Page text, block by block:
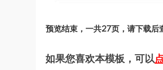
预览结束，一共27页，请下载后
如果您喜欢本模板，可以